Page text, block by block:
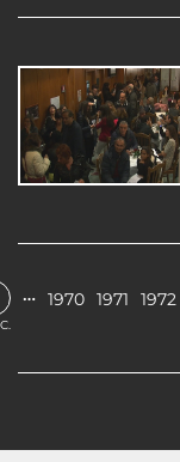
… 1970 1971 1972